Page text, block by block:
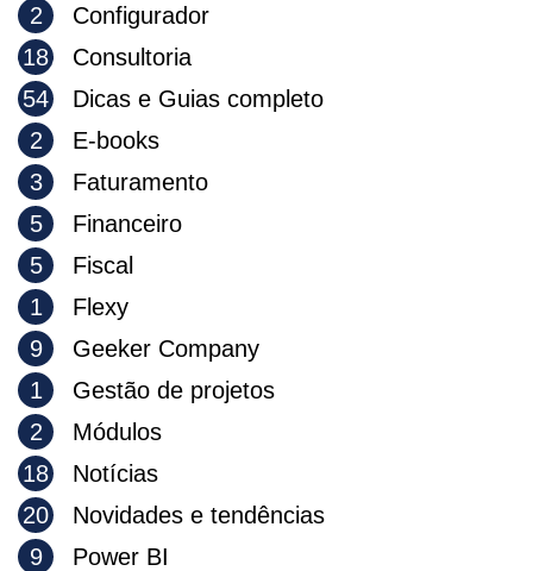
2
Configurador
18
Consultoria
54
Dicas e Guias completo
2
E-books
3
Faturamento
5
Financeiro
5
Fiscal
1
Flexy
9
Geeker Company
1
Gestão de projetos
2
Módulos
18
Notícias
20
Novidades e tendências
9
Power BI